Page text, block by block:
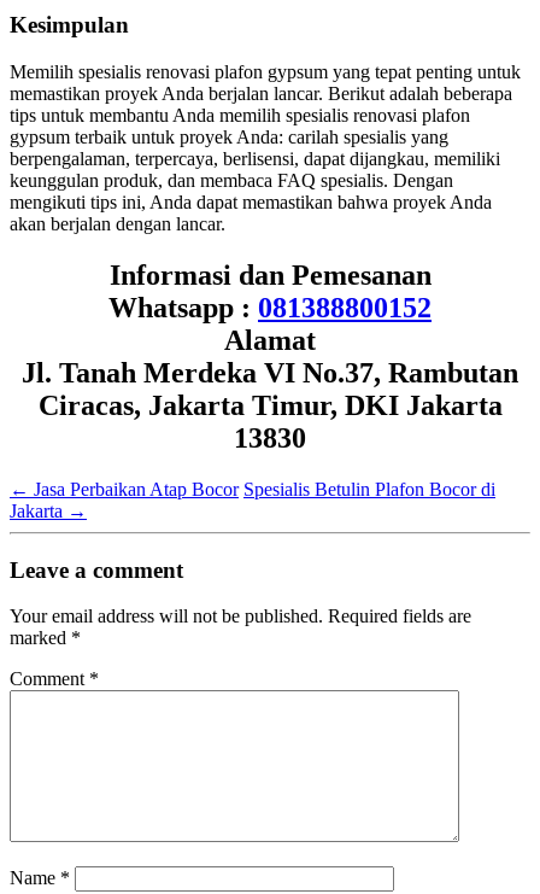
Kesimpulan
Memilih spesialis renovasi plafon gypsum yang tepat penting untuk
memastikan proyek Anda berjalan lancar. Berikut adalah beberapa
tips untuk membantu Anda memilih spesialis renovasi plafon
gypsum terbaik untuk proyek Anda: carilah spesialis yang
berpengalaman, terpercaya, berlisensi, dapat dijangkau, memiliki
keunggulan produk, dan membaca FAQ spesialis. Dengan
mengikuti tips ini, Anda dapat memastikan bahwa proyek Anda
akan berjalan dengan lancar.
Informasi dan Pemesanan
Whatsapp : 081388800152
Alamat
Jl. Tanah Merdeka VI No.37, Rambutan
Ciracas, Jakarta Timur, DKI Jakarta
13830
← Jasa Perbaikan Atap Bocor Spesialis Betulin Plafon Bocor di
Jakarta →
Leave a comment
Your email address will not be published. Required fields are
marked *
Comment *
Name *